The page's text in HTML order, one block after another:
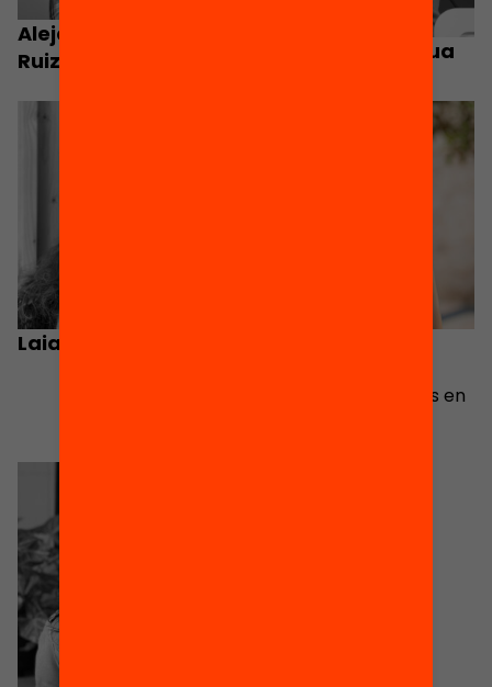
Alejandro Montes
Ruiz
Alejandro Paniagua
Laia Herrera
projectes d'evidències en